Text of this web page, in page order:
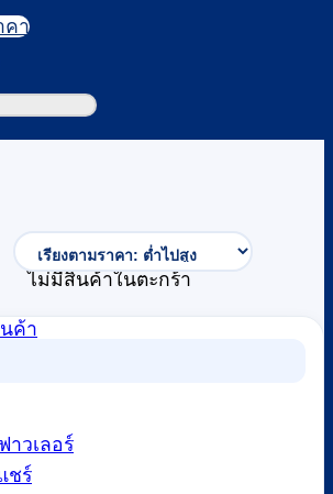
ไม่มีสินค้าในตะกร้า
ค้า
คา
าวเลอร์
ชร์